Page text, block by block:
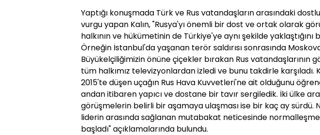
Yaptığı konuşmada Türk ve Rus vatandaşların arasındaki
vurgu yapan Kalın, "Rusya'yı önemli bir dost ve ortak olarak
halkının ve hükümetinin de Türkiye'ye aynı şekilde yaklaştığını
Örneğin İstanbul'da yaşanan terör saldırısı sonrasında
Büyükelçiliğimizin önüne çiçekler bırakan Rus vatandaşlarının
tüm halkımız televizyonlardan izledi ve bunu takdirle karşıladı.
2015'te düşen uçağın Rus Hava Kuvvetleri'ne ait olduğunu
andan itibaren yapıcı ve dostane bir tavır sergiledik. İki ülke
görüşmelerin belirli bir aşamaya ulaşması ise bir kaç ay sürdü.
liderin arasında sağlanan mutabakat neticesinde
başladı" açıklamalarında bulundu.